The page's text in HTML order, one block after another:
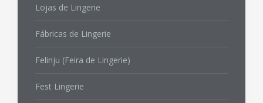
Lojas de Lingerie
Fábricas de Lingerie
Felinju (Feira de Lingerie)
Fest Lingerie